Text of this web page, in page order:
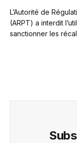
L’Autorité de
(ARPT) a interdit
sanctionner les